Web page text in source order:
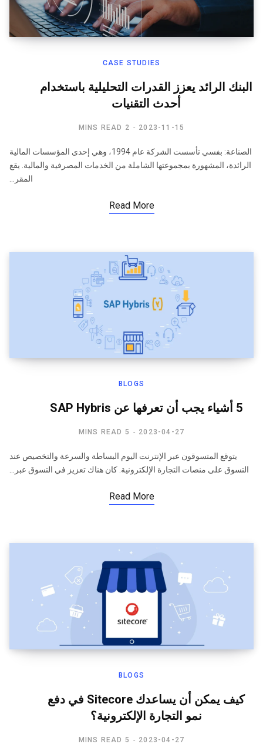
CASE STUDIES
​البنك الرائد يعزز القدرات التحليلية باستخدام
أحدث التقنيات
2023-11-15
2 MINS READ
الصناعة: بفسي تأسست الشركة عام 1994، وهي إحدى المؤسسات المالية
الرائدة، المشهورة بمجموعتها الشاملة من الخدمات المصرفية والمالية. يقع
المقر…
Read More
BLOGS
5 أشياء يجب أن تعرفها عن SAP Hybris
2023-04-27
5 MINS READ
يتوقع المتسوقون عبر الإنترنت اليوم البساطة والسرعة والتخصيص عند
التسوق على منصات التجارة الإلكترونية. كان هناك تعزيز في التسوق عبر…
Read More
BLOGS
كيف يمكن أن يساعدك Sitecore في دفع
نمو التجارة الإلكترونية؟
2023-04-27
5 MINS READ